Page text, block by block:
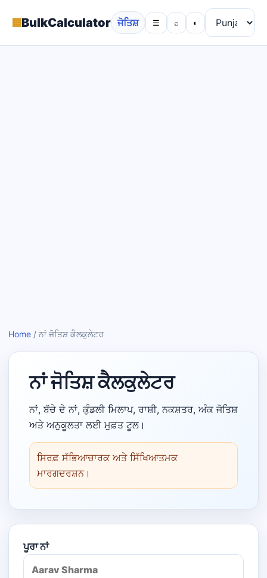
▦BulkCalculator ਜੋਤਿਸ਼ ☰ ⌕ ◐
Home / ਨਾਂ ਜੋਤਿਸ਼ ਕੈਲਕੁਲੇਟਰ
ਨਾਂ ਜੋਤਿਸ਼ ਕੈਲਕੁਲੇਟਰ
ਨਾਂ, ਬੱਚੇ ਦੇ ਨਾਂ, ਕੁੰਡਲੀ ਮਿਲਾਪ, ਰਾਸ਼ੀ, ਨਕਸ਼ਤਰ, ਅੰਕ ਜੋਤਿਸ਼
ਅਤੇ ਅਨੁਕੂਲਤਾ ਲਈ ਮੁਫ਼ਤ ਟੂਲ।
ਸਿਰਫ਼ ਸੱਭਿਆਚਾਰਕ ਅਤੇ ਸਿੱਖਿਆਤਮਕ
ਮਾਰਗਦਰਸ਼ਨ।
ਪੂਰਾ ਨਾਂ